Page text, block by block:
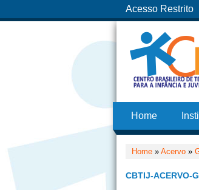
Acesso Restrito
Home
Home » Acervo »
CBTIJ-ACERVO-